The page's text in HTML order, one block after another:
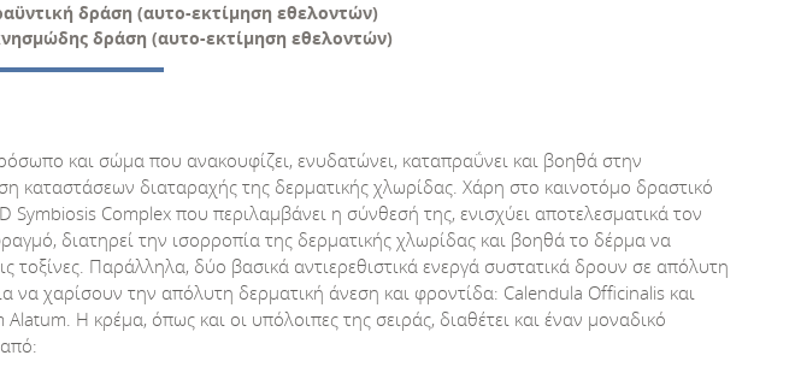
δράση (αυτο-εκτίμηση εθελοντών)
δράση (αυτο-εκτίμηση εθελοντών)
και σώμα που ανακουφίζει, ενυδατώνει, καταπραΰνει και βοηθά στην
καταστάσεων διαταραχής της δερματικής χλωρίδας. Χάρη στο καινοτόμο δραστικό
Symbiosis Complex που περιλαμβάνει η σύνθεσή της, ενισχύει αποτελεσματικά τον
διατηρεί την ισορροπία της δερματικής χλωρίδας και βοηθά το δέρμα να
τοξίνες. Παράλληλα, δύο βασικά αντιερεθιστικά ενεργά συστατικά δρουν σε απόλυτη
να χαρίσουν την απόλυτη δερματική άνεση και φροντίδα: Calendula Officinalis και
Η κρέμα, όπως και οι υπόλοιπες της σειράς, διαθέτει και έναν μοναδικό